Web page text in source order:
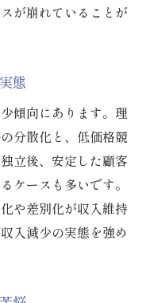
が崩れていることが
態
傾向にあります。理
分散化と、低価格競
立後、安定した顧客
ケースも多いです。
や差別化が収入維持
入減少の実態を強め